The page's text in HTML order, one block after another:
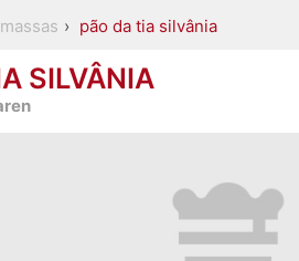
massas pão da tia silvânia
SILVÂNIA